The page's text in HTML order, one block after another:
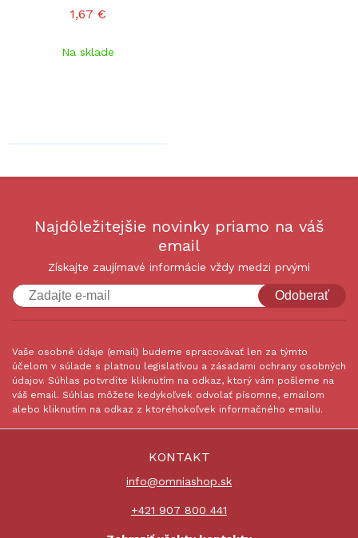
1,67 €
Na sklade
Najdôležitejšie novinky priamo na váš
email
Získajte zaujímavé informácie vždy medzi prvými
Odoberať
Vaše osobné údaje (email) budeme spracovávať len za týmto
účelom v súlade s platnou legislatívou a zásadami ochrany osobných
údajov. Súhlas potvrdíte kliknutím na odkaz, ktorý vám pošleme na
váš email. Súhlas môžete kedykoľvek odvolať písomne, emailom
alebo kliknutím na odkaz z ktoréhokoľvek informačného emailu.
KONTAKT
info@omniashop.sk
+421 907 800 441